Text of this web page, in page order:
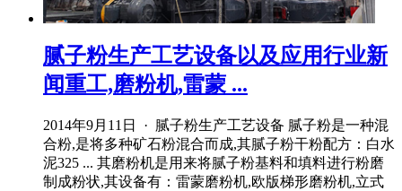
腻子粉生产工艺设备以及应用行业新
闻重工,磨粉机,雷蒙 ...
2014年9月11日 · 腻子粉生产工艺设备 腻子粉是一种混
合粉,是将多种矿石粉混合而成,其腻子粉干粉配方：白水
泥325 ... 其磨粉机是用来将腻子粉基料和填料进行粉磨
制成粉状,其设备有：雷蒙磨粉机,欧版梯形磨粉机,立式